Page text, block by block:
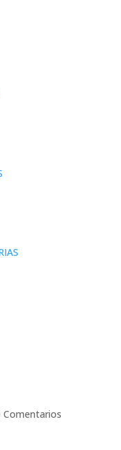
Comentarios